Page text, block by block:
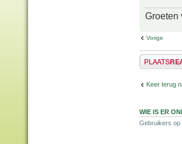
Groeten
Vorige
Plaats een
Keer terug
WIE IS ER
Gebruikers op